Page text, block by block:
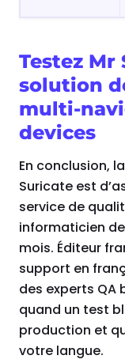
Testez Mr
solution
multi-
devices
En conclusion,
Suricate est
service de
informaticien
mois. Éditeur
support en
des experts QA
quand un test
production et
votre langue.